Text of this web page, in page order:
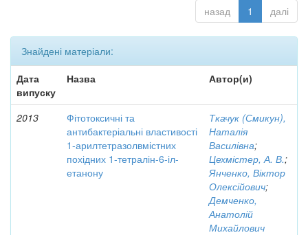
назад 1 далі
Знайдені матеріали:
Дата
випуску
Назва Автор(и)
2013
Фітотоксичні та
антибактеріальні властивості
1-арилтетразолвмістних
похідних 1-тетралін-6-іл-
етанону
Ткачук (Смикун),
Наталія
Василівна;
Цехмістер, А. В.;
Янченко, Віктор
Олексійович;
Демченко,
Анатолій
Михайлович